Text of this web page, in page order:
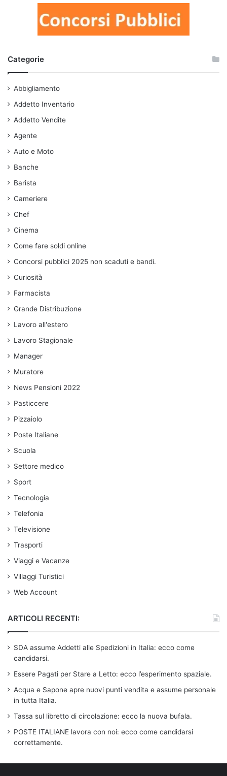
Categorie
Abbigliamento
Addetto Inventario
Addetto Vendite
Agente
Auto e Moto
Banche
Barista
Cameriere
Chef
Cinema
Come fare soldi online
Concorsi pubblici 2025 non scaduti e bandi.
Curiosità
Farmacista
Grande Distribuzione
Lavoro all'estero
Lavoro Stagionale
Manager
Muratore
News Pensioni 2022
Pasticcere
Pizzaiolo
Poste Italiane
Scuola
Settore medico
Sport
Tecnologia
Telefonia
Televisione
Trasporti
Viaggi e Vacanze
Villaggi Turistici
Web Account
ARTICOLI RECENTI:
SDA assume Addetti alle Spedizioni in Italia: ecco come
candidarsi.
Essere Pagati per Stare a Letto: ecco l’esperimento spaziale.
Acqua e Sapone apre nuovi punti vendita e assume personale
in tutta Italia.
Tassa sul libretto di circolazione: ecco la nuova bufala.
POSTE ITALIANE lavora con noi: ecco come candidarsi
correttamente.